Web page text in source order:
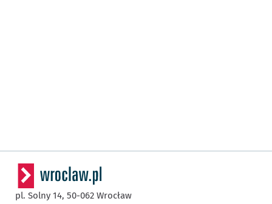
pl. Solny 14, 50-062 Wrocław